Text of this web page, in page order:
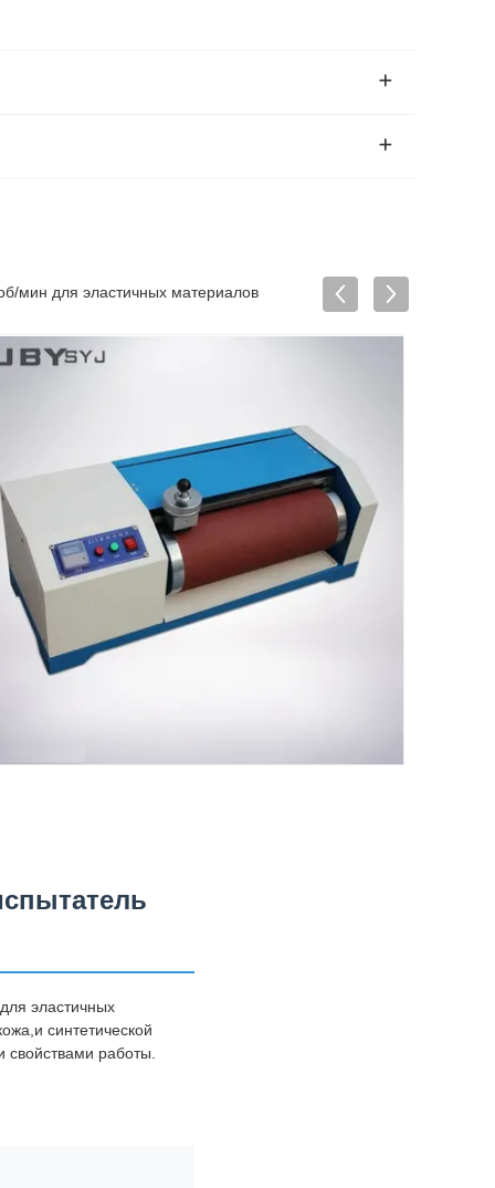
мин для эластичных материалов
эластичных
синтетической
работы.